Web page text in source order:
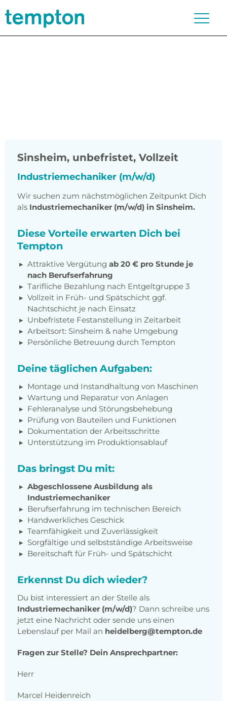
Sinsheim, unbefristet, Vollzeit
Industriemechaniker (m/w/d)
Wir suchen zum nächstmöglichen Zeitpunkt Dich
als Industriemechaniker (m/w/d) in Sinsheim.
Diese Vorteile erwarten Dich bei
Tempton
Attraktive Vergütung ab 20 € pro Stunde je
nach Berufserfahrung
Tarifliche Bezahlung nach Entgeltgruppe 3
Vollzeit in Früh- und Spätschicht ggf.
Nachtschicht je nach Einsatz
Unbefristete Festanstellung in Zeitarbeit
Arbeitsort: Sinsheim & nahe Umgebung
Persönliche Betreuung durch Tempton
Deine täglichen Aufgaben:
Montage und Instandhaltung von Maschinen
Wartung und Reparatur von Anlagen
Fehleranalyse und Störungsbehebung
Prüfung von Bauteilen und Funktionen
Dokumentation der Arbeitsschritte
Unterstützung im Produktionsablauf
Das bringst Du mit:
Abgeschlossene Ausbildung als
Industriemechaniker
Berufserfahrung im technischen Bereich
Handwerkliches Geschick
Teamfähigkeit und Zuverlässigkeit
Sorgfältige und selbstständige Arbeitsweise
Bereitschaft für Früh- und Spätschicht
Erkennst Du dich wieder?
Du bist interessiert an der Stelle als
Industriemechaniker (m/w/d)? Dann schreibe uns
jetzt eine Nachricht oder sende uns einen
Lebenslauf per Mail an heidelberg@tempton.de
Fragen zur Stelle? Dein Ansprechpartner:
Herr
Marcel Heidenreich